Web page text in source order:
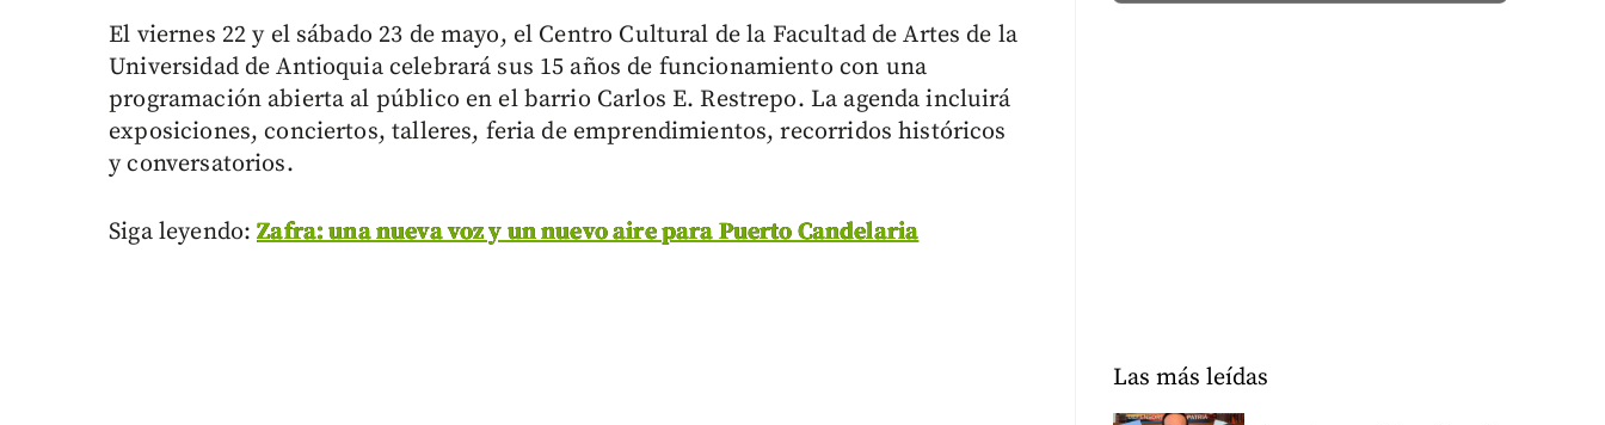
El viernes 22 y el sábado 23 de mayo, el Centro Cultural de la Facultad de Artes de la
Universidad de Antioquia celebrará sus 15 años de funcionamiento con una
programación abierta al público en el barrio Carlos E. Restrepo. La agenda incluirá
exposiciones, conciertos, talleres, feria de emprendimientos, recorridos históricos
y conversatorios.
Siga leyendo:Zafra: una nueva voz y un nuevo aire para Puerto Candelaria
Las más leídas